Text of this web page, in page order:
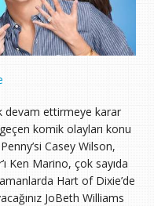
devam ettirmeye karar
komik olayları konu
Casey Wilson,
Ken Marino, çok sayıda
Hart of Dixie’de
JoBeth Williams